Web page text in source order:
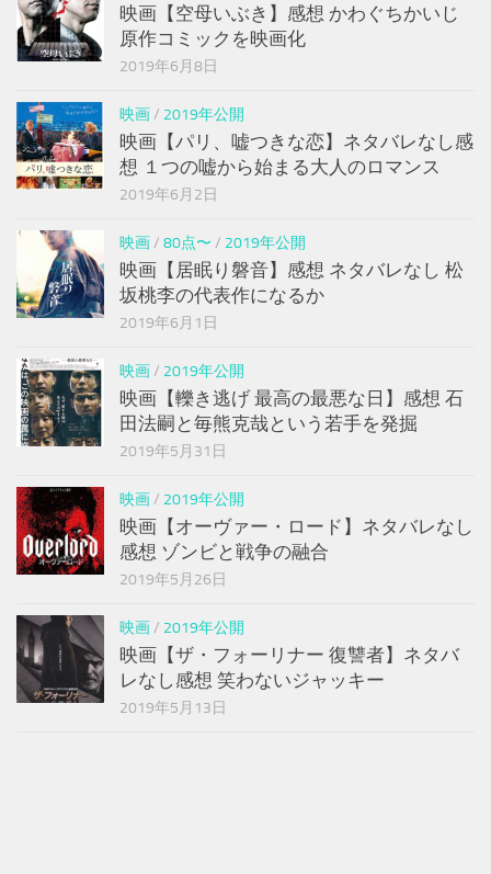
映画【空母いぶき】感想 かわぐちかいじ
原作コミックを映画化
2019年6月8日
映画/ 2019年公開
映画【パリ、嘘つきな恋】ネタバレなし感
想 １つの嘘から始まる大人のロマンス
2019年6月2日
映画/ 80点〜 / 2019年公開
映画【居眠り磐音】感想 ネタバレなし 松
坂桃李の代表作になるか
2019年6月1日
映画/ 2019年公開
映画【轢き逃げ 最高の最悪な日】感想 石
田法嗣と毎熊克哉という若手を発掘
2019年5月31日
映画/ 2019年公開
映画【オーヴァー・ロード】ネタバレなし
感想 ゾンビと戦争の融合
2019年5月26日
映画/ 2019年公開
映画【ザ・フォーリナー 復讐者】ネタバ
レなし感想 笑わないジャッキー
2019年5月13日